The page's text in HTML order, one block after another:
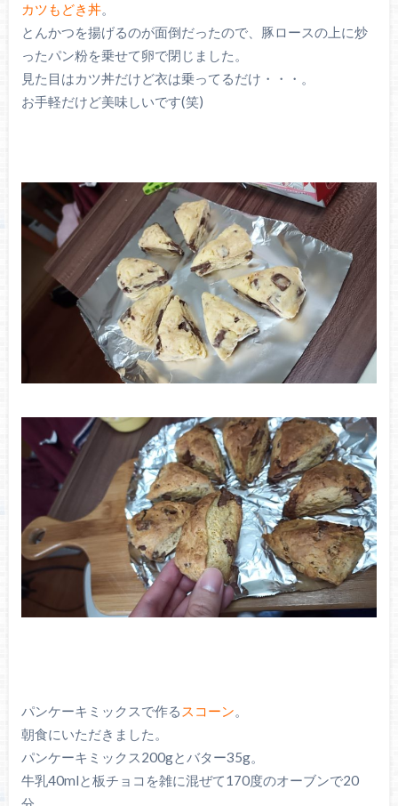
カツもどき丼。
とんかつを揚げるのが面倒だったので、豚ロースの上に炒
ったパン粉を乗せて卵で閉じました。
見た目はカツ丼だけど衣は乗ってるだけ・・・。
お手軽だけど美味しいです(笑)
パンケーキミックスで作る スコーン。
朝食にいただきました。
パンケーキミックス200gとバター35g。
牛乳40mlと板チョコを雑に混ぜて170度のオーブンで20